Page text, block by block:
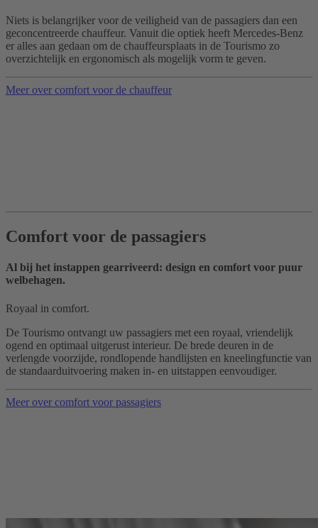
Niets is belangrijker voor de veiligheid van de passagiers dan een
geconcentreerde chauffeur. Vanuit die optiek heeft Mercedes-Benz
er alles aan gedaan om de chauffeursplaats in de Tourismo zo
overzichtelijk en ergonomisch als mogelijk vorm te geven.
Meer over comfort voor de chauffeur
Comfort voor de passagiers
Al bij het instappen gearriveerd: design en comfort voor puur
welbehagen.
Royaal in comfort.
De Tourismo ontvangt uw passagiers met een royaal, vriendelijk
ogend en optimaal uitgerust interieur. De brede deuren in de
verlengde voorzijde, rondlopende handlijsten en kneelingfunctie van
de standaarduitvoering maken in- en uitstappen eenvoudiger.
Meer over comfort voor passagiers